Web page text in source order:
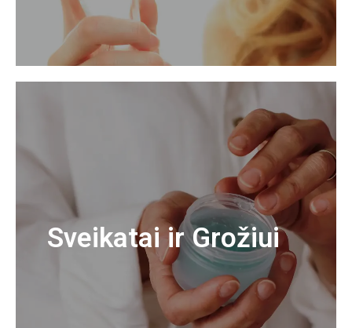
Sveikatai ir Grožiui